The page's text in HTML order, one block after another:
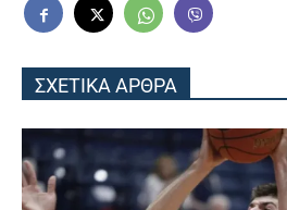
ΣΧΕΤΙΚΑ ΑΡΘΡΑ